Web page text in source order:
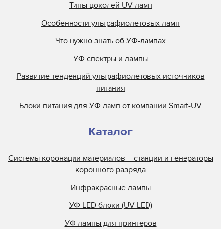
Типы цоколей UV-ламп
Особенности ультрафиолетовых ламп
Что нужно знать об УФ-лампах
УФ спектры и лампы
Развитие тенденций ультрафиолетовых источников
питания
Блоки питания для УФ ламп от компании Smart-UV
Каталог
Системы коронации материалов – станции и генераторы
коронного разряда
Инфракрасные лампы
УФ LED блоки (UV LED)
УФ лампы для принтеров